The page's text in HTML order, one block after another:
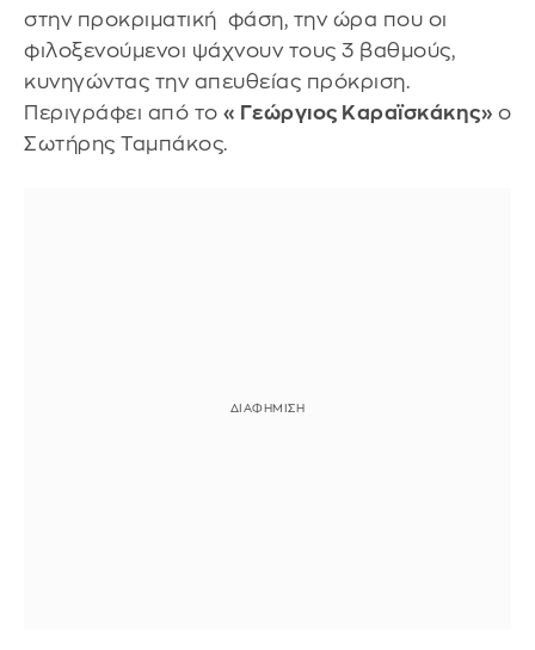
στην προκριματική φάση, την ώρα που οι
φιλοξενούμενοι ψάχνουν τους 3 βαθμούς,
κυνηγώντας την απευθείας πρόκριση.
Περιγράφει από το «Γεώργιος Καραϊσκάκης» ο
Σωτήρης Ταμπάκος.